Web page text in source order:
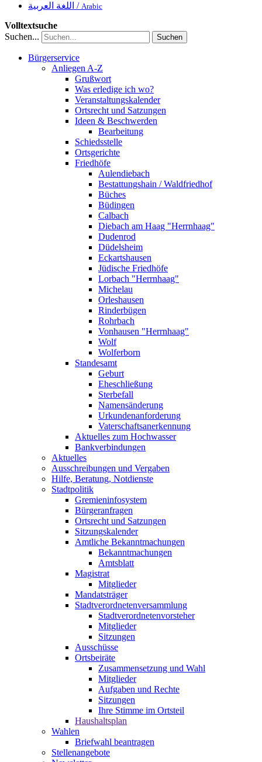
اللغة العربية / Arabic
Volltextsuche
Suchen...
Suchen
Bürgerservice
Anliegen A-Z
Grußwort
Was erledige ich wo?
Veranstaltungskalender
Ortsrecht und Satzungen
Ideen & Beschwerden
Bearbeitung
Schiedsstelle
Ortsgerichte
Friedhöfe
Aulendiebach
Bestattungshain / Waldfriedhof
Büches
Büdingen
Calbach
Diebach am Haag "Herrnhaag"
Dudenrod
Düdelsheim
Eckartshausen
Jüdische Friedhöfe
Lorbach "Herrnhaag"
Michelau
Orleshausen
Rinderbügen
Rohrbach
Vonhausen "Herrnhaag"
Wolf
Wolferborn
Standesamt
Geburt
Eheschließung
Sterbefall
Namensänderung
Urkundenanforderung
Vaterschaftsanerkennung
Aktuelles zum Hochwasser
Bankverbindungen
Aktuelles
Ausschreibungen und Vergaben
Hilfe, Beratung, Notdienste
Stadtpolitik
Gremieninfosystem
Bürgeranfragen
Ortsrecht und Satzungen
Sitzungskalender
Amtliche Bekanntmachungen
Bekanntmachungen
Amtsblatt
Magistrat
Mitglieder
Mandatsträger
Stadtverordnetenversammlung
Stadtverordnetenvorsteher
Mitglieder
Sitzungen
Ausschüsse
Ortsbeiräte
Zusammensetzung und Wahl
Mitglieder
Aufgaben und Rechte
Sitzungen
Ihre Stimme im Ortsteil
Haushaltsplan
Wahlen
Briefwahl beantragen
Stellenangebote